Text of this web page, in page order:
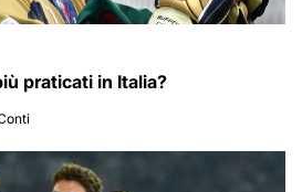
praticati in Italia?